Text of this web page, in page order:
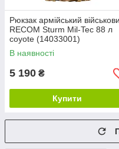
Рюкзак армійський
RECOM Sturm Mil-Tec 88 л
coyote (14033001)
В наявності
5 190 ₴
Купити